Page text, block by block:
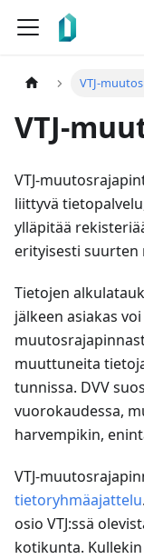
VTJ-
VTJ-
VTJ-
liittyvä
ylläpitää
erityisesti suurten
Tietojen
jälkeen asiakas
muuttuneita
tunnissa. DVV
vuorokaudessa,
harvempikin,
VTJ-
tietoryhmäajattelu
osio VTJ:ssä
kotikunta.